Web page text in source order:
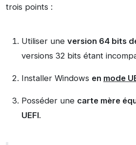
trois points :
Utiliser une version 64 bits
versions 32 bits étant
Installer Windows en mode
Posséder une carte mère
UEFI.